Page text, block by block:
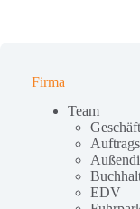
Firma
Team
EDV